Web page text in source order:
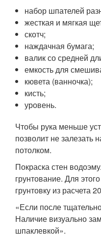
набор шпателей
жесткая и мягкая
скотч;
наждачная бумага;
валик со средней
емкость для
кювета (ванночка);
кисть;
уровень.
Чтобы рука меньше
позволит не залезать
потолком.
Покраска стен
грунтование. Для
грунтовку из расчета
«Если после
Наличие визуально
шпаклевкой».